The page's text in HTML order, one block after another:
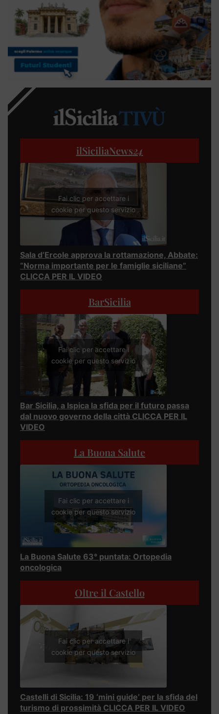
ilSiciliaNews24
Fai clic per accettare i
cookie per questo servizio
Sala d’Ercole approva la rottamazione, Abbate:
“Norma importante per le famiglie siciliane”
CLICCA PER IL VIDEO
BarSicilia
Fai clic per accettare i
cookie per questo servizio
Bar Sicilia, a Ispica la sfida per il futuro passa
dal nuovo governo della città CLICCA PER IL
VIDEO
La Buona Salute
Fai clic per accettare i
cookie per questo servizio
La Buona Salute 63° puntata: Ortopedia
oncologica
Oltre il Castello
Fai clic per accettare i
cookie per questo servizio
Castelli di Sicilia: 19 ‘mini guide’ per la sfida del
turismo di prossimità CLICCA PER IL VIDEO